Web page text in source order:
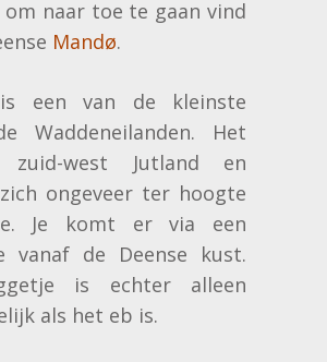
om naar toe te gaan vind
Mandø.
een van de kleinste
Waddeneilanden. Het
west Jutland en
ongeveer ter hoogte
Je komt er via een
vanaf de Deense kust.
is echter alleen
als het eb is.